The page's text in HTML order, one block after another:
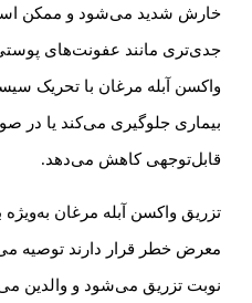
خارش شدید می‌شود و ممکن
جدی‌تری مانند عفونت‌های
واکسن آبله مرغان با تحریک
بیماری جلوگیری می‌کند یا در
قابل‌توجهی کاهش می‌دهد.
تزریق واکسن آبله مرغان به‌ویژه
معرض خطر قرار دارند توصیه
نوبت تزریق می‌شود و والدین